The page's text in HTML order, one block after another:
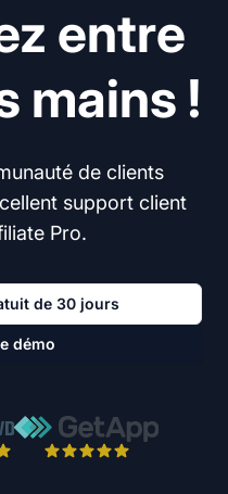
entre
mains !
de clients
support client
Pro.
de 30 jours
démo